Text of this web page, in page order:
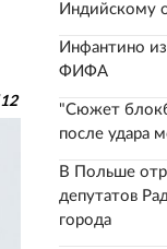
12
Индийскому
Инфантино
ФИФА
"Сюжет
после удара
В Польше
депутатов
города